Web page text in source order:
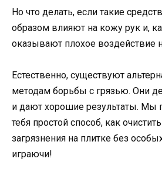
Но что делать, если такие
образом влияют на кожу рук и,
оказывают плохое воздействие
Естественно, существуют
методам борьбы с грязью. Они
и дают хорошие результаты. Мы
тебя простой способ, как
загрязнения на плитке без
играючи!